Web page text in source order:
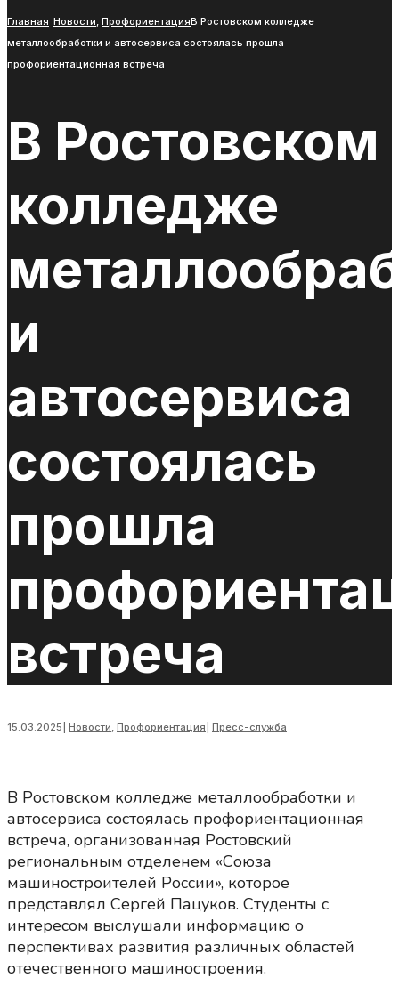
Главная Новости, ПрофориентацияВ Ростовском колледже
металлообработки и автосервиса состоялась прошла
профориентационная встреча
В Ростовском
колледже
и
автосервиса
состоялась
прошла
встреча
15.03.2025 Новости, Профориентация Пресс-служба
В Ростовском колледже металлообработки и
автосервиса состоялась профориентационная
встреча, организованная Ростовский
региональным отделенем «Союза
машиностроителей России», которое
представлял Сергей Пацуков. Студенты с
интересом выслушали информацию о
перспективах развития различных областей
отечественного машиностроения.